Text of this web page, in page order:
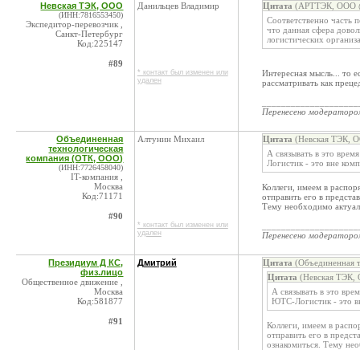
Невская ТЭК, ООО
(ИНН:7816553450)
Экспедитор-перевозчик ,
Санкт-Петербург
Код:225147
#89
Данильцев Владимир
* контакт был изменен или
удален
Цитата (АРТТЭК, ООО
Соответственно часть
что данная сфера
логистических
Интересная мысль... то
рассматривать как
Перенесено
Объединенная
технологическая
компания (ОТК, ООО)
(ИНН:7726458040)
IT-компания ,
Москва
Код:71171
#90
Алтунин Михаил
* контакт был изменен или
удален
Цитата (Невская ТЭК,
А связывать в это
Логистик - это вне
Коллеги, имеем в
отправить его в
Тему необходимо
Перенесено
Президиум Д КС,
физ.лицо
Общественное движение ,
Москва
Код:581877
#91
Дмитрий Цитата (Объединенная
Цитата (Невская ТЭК,
А связывать в это
ЮТС-Логистик - это
Коллеги, имеем в
отправить его в
ознакомиться. Тему